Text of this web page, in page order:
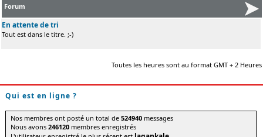
Forum
En attente de tri
Tout est dans le titre. ;-)
Toutes les heures sont au format GMT + 2 Heures
Qui est en ligne ?
Nos membres ont posté un total de524940 messages
Nous avons246120 membres enregistrés